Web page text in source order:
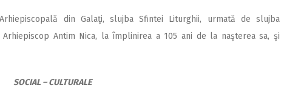
din Galaţi, slujba Sfintei Liturghii, urmată de slujba
Antim Nica, la împlinirea a 105 ani de la naşterea sa, şi
SOCIAL – CULTURALE